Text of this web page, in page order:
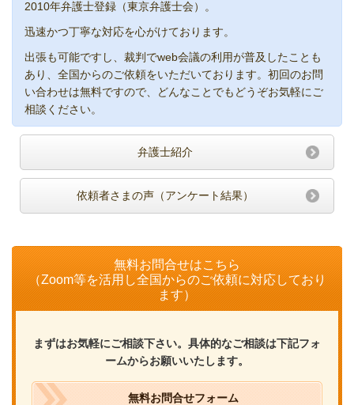
2010年弁護士登録（東京弁護士会）。
迅速かつ丁寧な対応を心がけております。
出張も可能ですし、裁判でweb会議の利用が普及したことも
あり、全国からのご依頼をいただいております。初回のお問
い合わせは無料ですので、どんなことでもどうぞお気軽にご
相談ください。
弁護士紹介
依頼者さまの声（アンケート結果）
無料お問合せはこちら
（Zoom等を活用し全国からのご依頼に対応しており
ます）
まずはお気軽にご相談下さい。具体的なご相談は下記フォ
ームからお願いいたします。
無料お問合せフォーム